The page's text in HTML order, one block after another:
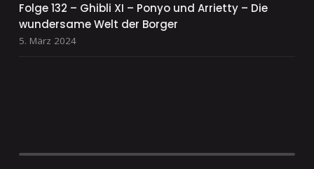
Folge 132 – Ghibli XI – Ponyo und Arrietty – Die
wundersame Welt der Borger
5. März 2024